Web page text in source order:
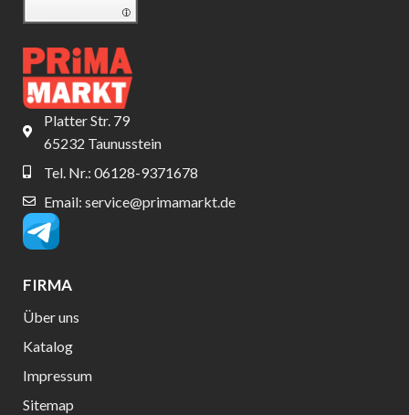
Platter Str. 79
65232 Taunusstein
Tel. Nr.: 06128-9371678
Email: service@primamarkt.de
FIRMA
Über uns
Katalog
Impressum
Sitemap